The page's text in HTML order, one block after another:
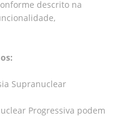
descrito na
Supranuclear
Progressiva podem